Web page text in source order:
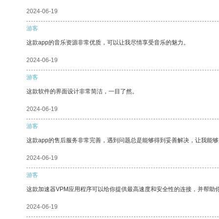
2024-06-19
游客
这款app的音乐资源非常优质，可以让我尽情享受音乐的魅力。
2024-06-19
游客
这款软件的界面设计非常简洁，一目了然。
2024-06-19
游客
这款app的售后服务非常完善，遇到问题总是能够得到妥善解决，让我能
2024-06-19
游客
这款加速器VPM应用程序可以给你提供最高速度和安全性的连接，并帮助
2024-06-19